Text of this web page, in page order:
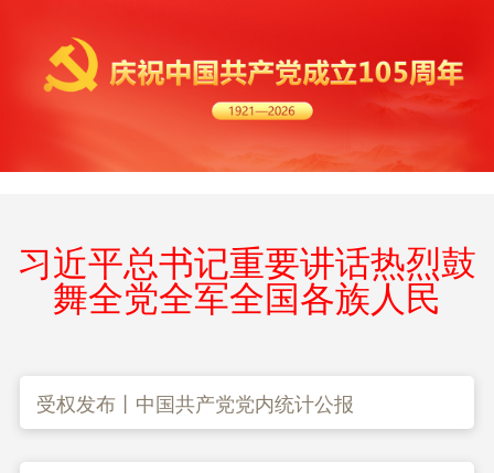
习近平总书记重要讲话热烈鼓
舞全党全军全国各族人民
受权发布丨中国共产党党内统计公报